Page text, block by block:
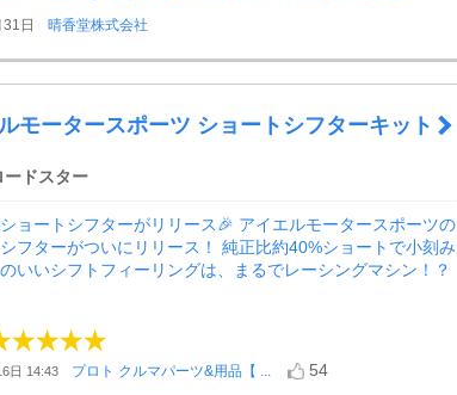
日 晴香堂株式会社
モータースポーツ ショートシフターキット
ードスター
ョートシフターがリリース🎉 アイエルモータースポーツの
フターがついにリリース！ 純正比約40%ショートで小刻み
いいシフトフィーリングは、まるでレーシングマシン！？
日 14:43 プロト クルマパーツ&用品【 ... 54